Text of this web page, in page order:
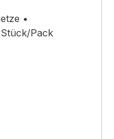
•
Pack